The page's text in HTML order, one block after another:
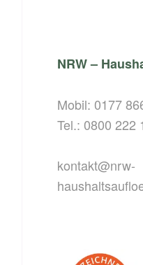
NRW –
Mobil: 0177
Tel.: 0800 222
kontakt@nrw-